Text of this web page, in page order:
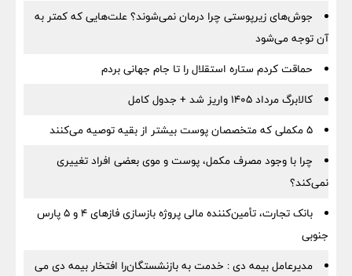
جوش‌های زیرپوستی چرا درمان نمی‌شوند؟ علت‌هایی که کمتر به
آن توجه می‌شود
حماقت کردم ستاره استقلال را تا جام جهانی بردم
کالابرگ مرداد ۱۴۰۵ واریز شد + جدول کامل
۵ مکملی که متخصصان پوست بیشتر از بقیه توصیه می‌کنند
چرا با وجود مصرف مکمل، پوست و موی بعضی افراد تغییری
نمی‌کند؟
بانک تجارت، تأمین‌کننده مالی پروژه بازسازی فازهای ۴ و ۵ پارس
جنوبی
مدیرعامل بیمه دی : خدمت به بازنشستگان‌را افتخار بیمه دی می